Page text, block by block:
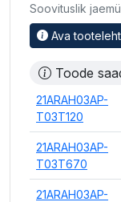
Soovituslik
Ava tooteleht
Toode
21ARAH03AP-
T03T120
21ARAH03AP-
T03T670
21ARAH03AP-